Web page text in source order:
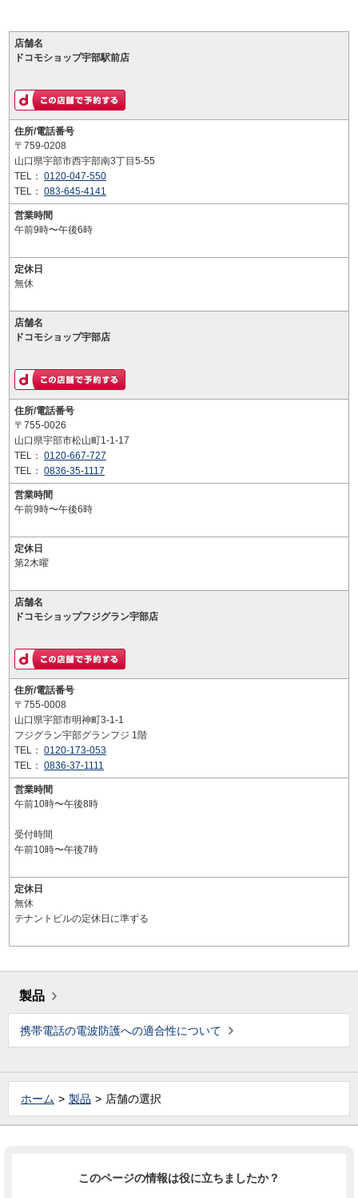
店舗名
ドコモショップ宇部駅前店
住所/電話番号
〒759-0208
山口県宇部市西宇部南3丁目5-55
TEL： 0120-047-550
TEL： 083-645-4141
営業時間
午前9時〜午後6時
定休日
無休
店舗名
ドコモショップ宇部店
住所/電話番号
〒755-0026
山口県宇部市松山町1-1-17
TEL： 0120-667-727
TEL： 0836-35-1117
営業時間
午前9時〜午後6時
定休日
第2木曜
店舗名
ドコモショップフジグラン宇部店
住所/電話番号
〒755-0008
山口県宇部市明神町3-1-1
フジグラン宇部グランフジ 1階
TEL： 0120-173-053
TEL： 0836-37-1111
営業時間
午前10時〜午後8時
受付時間
午前10時〜午後7時
定休日
無休
テナントビルの定休日に準ずる
製品
携帯電話の電波防護への適合性について
ホーム 製品 店舗の選択
このページの情報は役に立ちましたか？